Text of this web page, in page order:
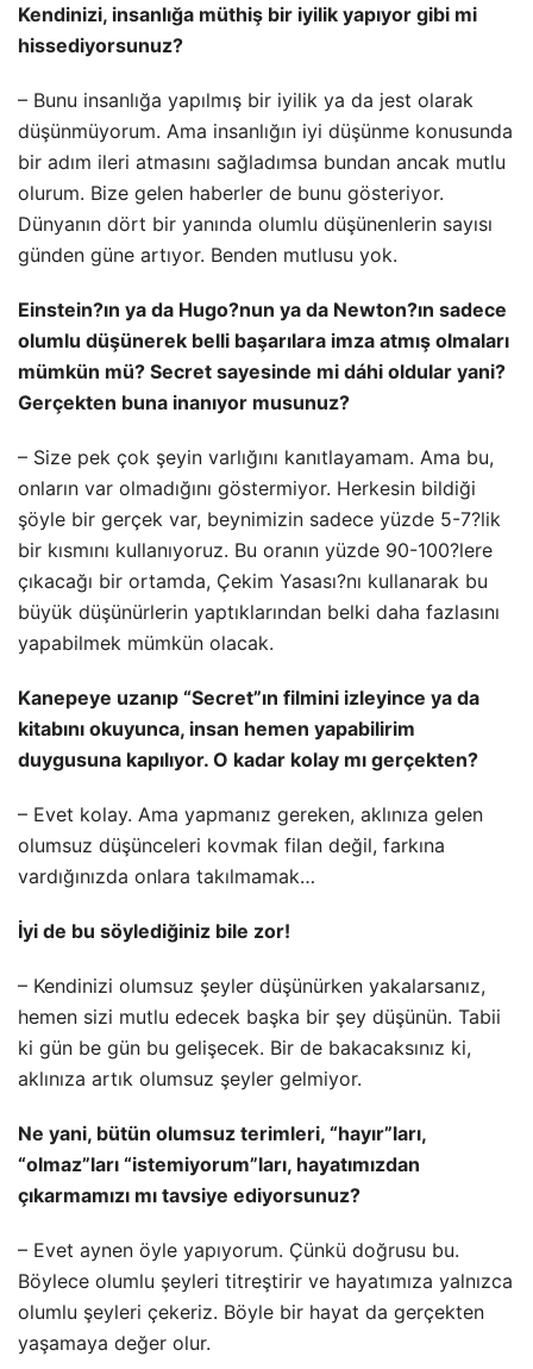
Kendinizi, insanlığa müthiş bir iyilik yapıyor gibi mi
hissediyorsunuz?
– Bunu insanlığa yapılmış bir iyilik ya da jest olarak
düşünmüyorum. Ama insanlığın iyi düşünme konusunda
bir adım ileri atmasını sağladımsa bundan ancak mutlu
olurum. Bize gelen haberler de bunu gösteriyor.
Dünyanın dört bir yanında olumlu düşünenlerin sayısı
günden güne artıyor. Benden mutlusu yok.
Einstein?ın ya da Hugo?nun ya da Newton?ın sadece
olumlu düşünerek belli başarılara imza atmış olmaları
mümkün mü? Secret sayesinde mi dáhi oldular yani?
Gerçekten buna inanıyor musunuz?
– Size pek çok şeyin varlığını kanıtlayamam. Ama bu,
onların var olmadığını göstermiyor. Herkesin bildiği
şöyle bir gerçek var, beynimizin sadece yüzde 5-7?lik
bir kısmını kullanıyoruz. Bu oranın yüzde 90-100?lere
çıkacağı bir ortamda, Çekim Yasası?nı kullanarak bu
büyük düşünürlerin yaptıklarından belki daha fazlasını
yapabilmek mümkün olacak.
Kanepeye uzanıp “Secret”ın filmini izleyince ya da
kitabını okuyunca, insan hemen yapabilirim
duygusuna kapılıyor. O kadar kolay mı gerçekten?
– Evet kolay. Ama yapmanız gereken, aklınıza gelen
olumsuz düşünceleri kovmak filan değil, farkına
vardığınızda onlara takılmamak…
İyi de bu söylediğiniz bile zor!
– Kendinizi olumsuz şeyler düşünürken yakalarsanız,
hemen sizi mutlu edecek başka bir şey düşünün. Tabii
ki gün be gün bu gelişecek. Bir de bakacaksınız ki,
aklınıza artık olumsuz şeyler gelmiyor.
Ne yani, bütün olumsuz terimleri, “hayır”ları,
“olmaz”ları “istemiyorum”ları, hayatımızdan
çıkarmamızı mı tavsiye ediyorsunuz?
– Evet aynen öyle yapıyorum. Çünkü doğrusu bu.
Böylece olumlu şeyleri titreştirir ve hayatımıza yalnızca
olumlu şeyleri çekeriz. Böyle bir hayat da gerçekten
yaşamaya değer olur.